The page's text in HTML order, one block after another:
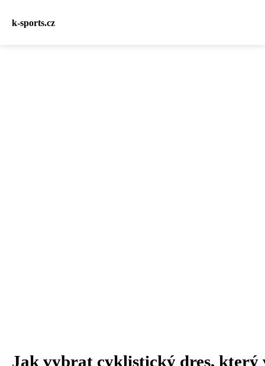
k-sports.cz
Jak vybrat cyklistický dres, který